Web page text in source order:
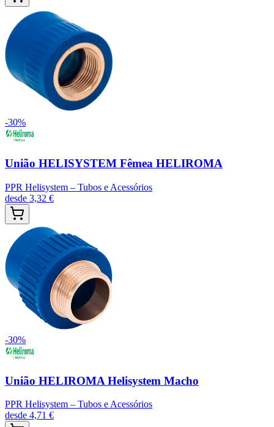
-30%
União HELISYSTEM Fêmea HELIROMA
PPR Helisystem – Tubos e Acessórios
desde 3,32 €
-30%
União HELIROMA Helisystem Macho
PPR Helisystem – Tubos e Acessórios
desde 4,71 €